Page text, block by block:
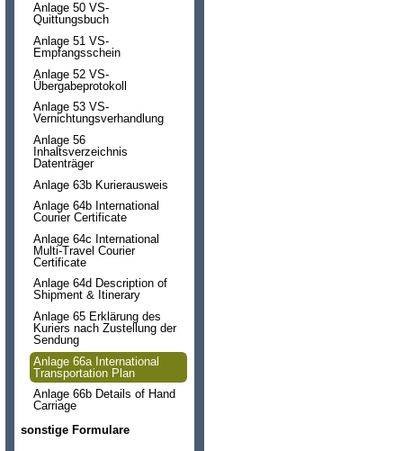
Anlage 50 VS-
Quittungsbuch
Anlage 51 VS-
Empfangsschein
Anlage 52 VS-
Übergabeprotokoll
Anlage 53 VS-
Vernichtungsverhandlung
Anlage 56
Inhaltsverzeichnis
Datenträger
Anlage 63b Kurierausweis
Anlage 64b International
Courier Certificate
Anlage 64c International
Multi-Travel Courier
Certificate
Anlage 64d Description of
Shipment & Itinerary
Anlage 65 Erklärung des
Kuriers nach Zustellung der
Sendung
Anlage 66a International
Transportation Plan
Anlage 66b Details of Hand
Carriage
sonstige Formulare